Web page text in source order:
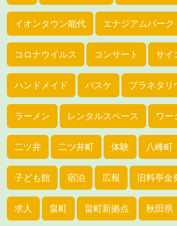
イオンタウン能代 エナジアムパーク
コロナウイルス コンサート サイ
ハンドメイド バスケ プラネタリ
ラーメン レンタルスペース ワー
二ツ井 二ツ井町 体験 八峰町
子ども館 宿泊 広報 旧料亭金
求人 畠町 畠町新拠点 秋田県